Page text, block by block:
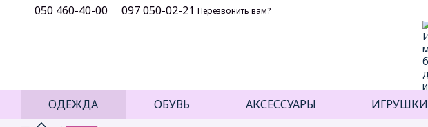
Перейти к основному контенту
050 460-40-00 097 050-02-21 Перезвонить вам?
ОДЕЖДА ОБУВЬ АКСЕССУАРЫ ИГРУШКИ